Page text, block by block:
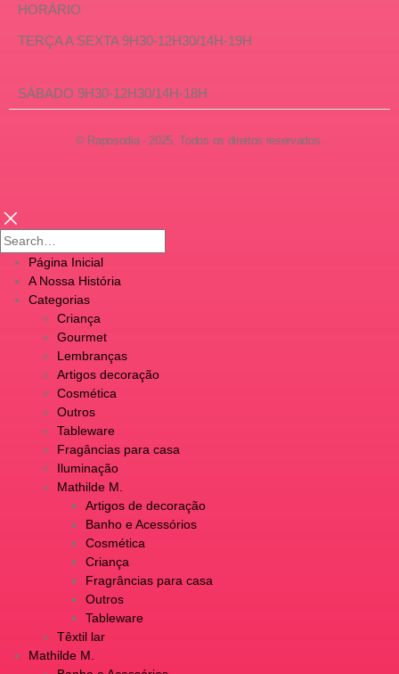
HORÁRIO
TERÇA A SEXTA 9H30-12H30/14H-19H
SÁBADO 9H30-12H30/14H-18H
© Raposodia - 2025. Todos os direitos reservados.
Página Inicial
A Nossa História
Categorias
Criança
Gourmet
Lembranças
Artigos decoração
Cosmética
Outros
Tableware
Fragâncias para casa
Iluminação
Mathilde M.
Artigos de decoração
Banho e Acessórios
Cosmética
Criança
Fragrâncias para casa
Outros
Tableware
Têxtil lar
Mathilde M.